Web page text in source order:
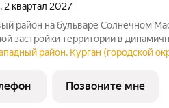
, 2 квартал 2027
застройки территории в
Кургана, вблизи парка «Царёво
район, Курган (городской
Позвоните мне